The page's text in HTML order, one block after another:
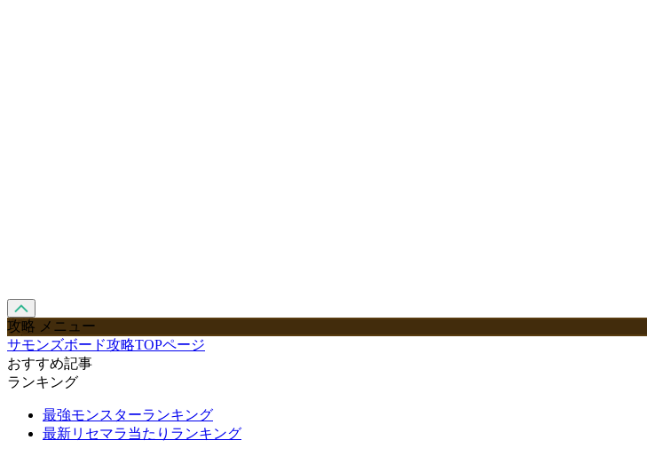
攻略 メニュー
サモンズボード攻略TOPページ
おすすめ記事
ランキング
最強モンスターランキング
最新リセマラ当たりランキング